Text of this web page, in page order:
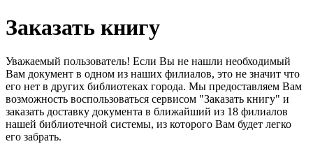
Заказать книгу
Уважаемый пользователь! Если Вы не нашли необходимый
Вам документ в одном из наших филиалов, это не значит что
его нет в других библиотеках города. Мы предоставляем Вам
возможность воспользоваться сервисом "Заказать книгу" и
заказать доставку документа в ближайший из 18 филиалов
нашей библиотечной системы, из которого Вам будет легко
его забрать.